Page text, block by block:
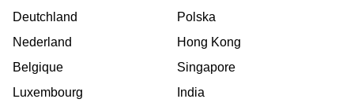
Deutchland
Nederland
Belgique
Luxembourg
Polska
Hong Kong
Singapore
India